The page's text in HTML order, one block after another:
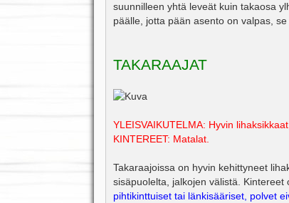
suunnilleen yhtä leveät kuin takaosa
päälle, jotta pään asento on valpas,
TAKARAAJAT
YLEISVAIKUTELMA: Hyvin
KINTEREET: Matalat.
Takaraajoissa on hyvin kehittyneet
sisäpuolelta, jalkojen välistä.
pihtikinttuiset tai länkisääriset, polvet